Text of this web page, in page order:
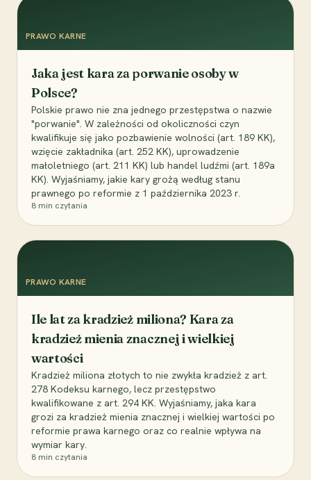
PRAWO KARNE
Jaka jest kara za porwanie osoby w
Polsce?
Polskie prawo nie zna jednego przestępstwa o nazwie
"porwanie". W zależności od okoliczności czyn
kwalifikuje się jako pozbawienie wolności (art. 189 KK),
wzięcie zakładnika (art. 252 KK), uprowadzenie
małoletniego (art. 211 KK) lub handel ludźmi (art. 189a
KK). Wyjaśniamy, jakie kary grożą według stanu
prawnego po reformie z 1 października 2023 r.
8 min czytania
PRAWO KARNE
Ile lat za kradzież miliona? Kara za
kradzież mienia znacznej i wielkiej
wartości
Kradzież miliona złotych to nie zwykła kradzież z art.
278 Kodeksu karnego, lecz przestępstwo
kwalifikowane z art. 294 KK. Wyjaśniamy, jaka kara
grozi za kradzież mienia znacznej i wielkiej wartości po
reformie prawa karnego oraz co realnie wpływa na
wymiar kary.
8 min czytania